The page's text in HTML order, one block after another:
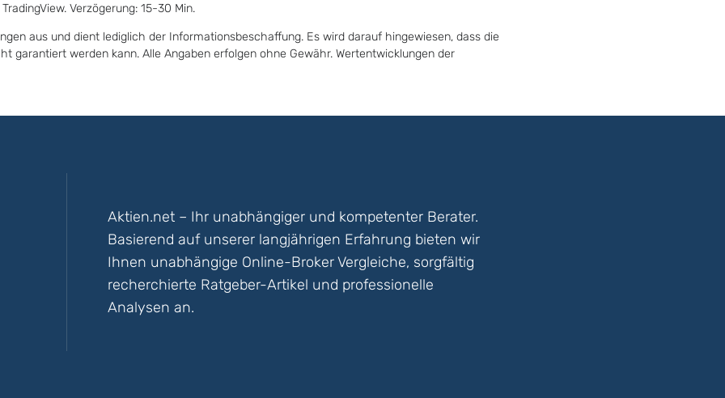
Verzögerung: 15-30 Min.
aus und dient lediglich der Informationsbeschaffung. Es wird darauf hingewiesen, dass die
garantiert werden kann. Alle Angaben erfolgen ohne Gewähr. Wertentwicklungen der
Aktien.net – Ihr unabhängiger und kompetenter Berater.
Basierend auf unserer langjährigen Erfahrung bieten wir
Ihnen unabhängige Online-Broker Vergleiche, sorgfältig
recherchierte Ratgeber-Artikel und professionelle
Analysen an.